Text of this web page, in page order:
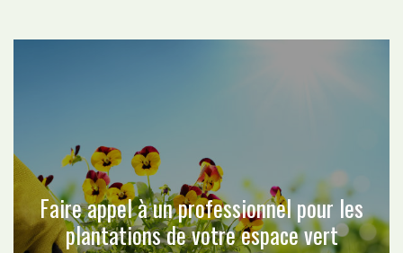
Faire appel à un professionnel pour les
plantations de votre espace vert